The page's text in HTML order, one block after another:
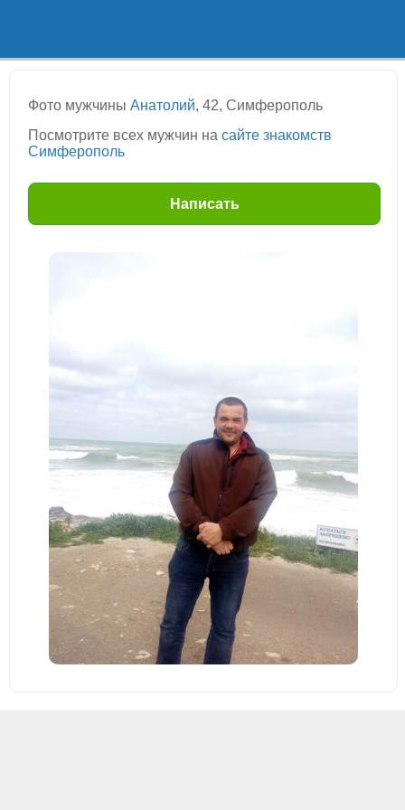
Фото мужчины Анатолий, 42, Симферополь
Посмотрите всех мужчин на сайте знакомств
Симферополь
Написать